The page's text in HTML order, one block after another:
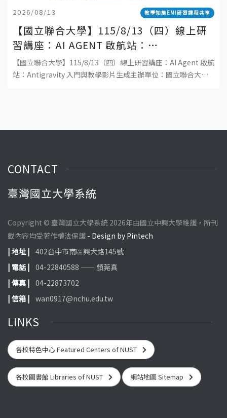
2026/08/13 教學知能EMI研習課程共享
【國立聯合大學】115/8/13（四）線上研
習講座：AI AGENT 啟航站：
ANTIGRAVITY 入門與教學影片生成
【國立聯合大學】115/8/13（四）線上研習講座：AI Agent 啟航
站：Antigravity 入門與教學影片生成主辦單位：國立聯合大學
CONTACT
臺灣國立大學系統
Copyright © 臺灣國立大學系統 2026年由國立中興大學維護，所刊
載內容均受著作權法保護 - Design by Pintech
| 地址 | 402台中市南區興大路145號
| 電話 | 04-22840588 —— 顏莞真
| 傳真 | 04-22873702
| 信箱 | wan0917@nchu.edu.tw
LINKS
各校特色中心 Featured Centers of NUST
各校圖書館 Libraries of NUST 網站地圖 Sitemap